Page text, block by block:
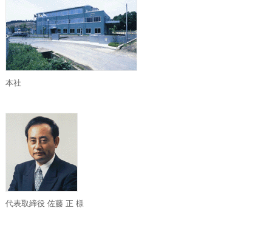
本社
代表取締役 佐藤 正 様